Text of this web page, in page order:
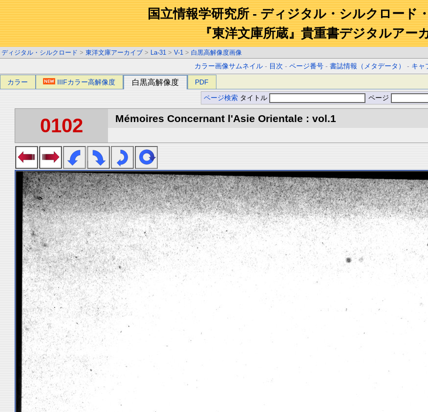
国立情報学研究所 - ディジタル・シルクロード
『東洋文庫所蔵』貴重書デジタルアー
ディジタル・シルクロード > 東洋文庫アーカイブ > La-31 > V-1 > 白黒高解像度画像
カラー画像サムネイル - 目次 -ページ番号 -書誌情報（メタデータ） - キャ
カラー IIIFカラー高解像度 白黒高解像度 PDF
ページ検索 タイトル ページ
0102 Mémoires Concernant l'Asie Orientale : vol.1